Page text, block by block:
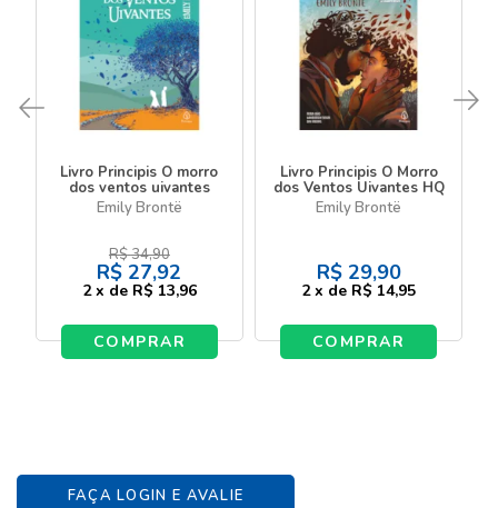
Livro Principis O morro
dos ventos uivantes
Emily Brontë
R$34,90
R$ 27,92
2 x de R$ 13,96
COMPRAR
Livro Principis O Morro
dos Ventos Uivantes HQ
Emily Brontë
R$ 29,90
2 x de R$ 14,95
COMPRAR
FAÇA LOGIN E AVALIE